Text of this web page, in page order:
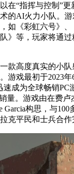
在“指挥与控制”
的AI火力小队。
如《彩虹六号》
》等，玩家将通
一款高度真实的小
游戏最初于2023
速成为全球畅销
量。游戏由在费
Garcia构思，与
克平民和士兵合作